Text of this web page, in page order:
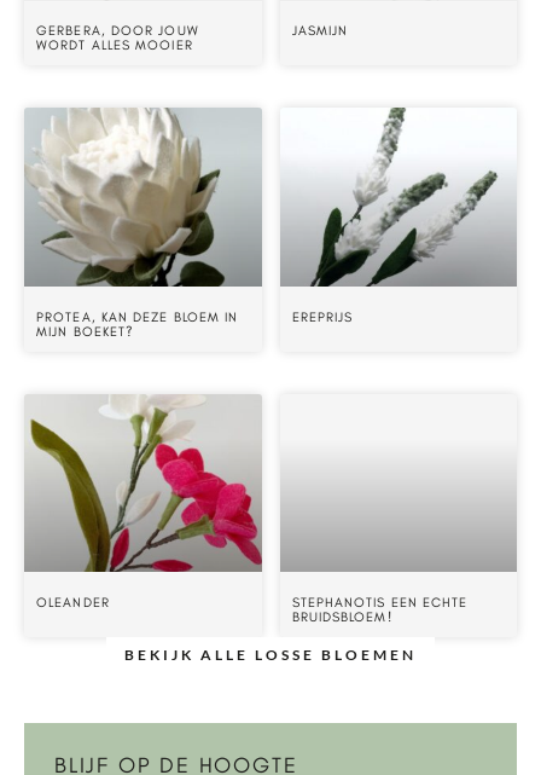
GERBERA, DOOR JOUW
WORDT ALLES MOOIER
JASMIJN
PROTEA, KAN DEZE BLOEM IN
MIJN BOEKET?
EREPRIJS
OLEANDER
STEPHANOTIS EEN ECHTE
BRUIDSBLOEM!
BEKIJK ALLE LOSSE BLOEMEN
BLIJF OP DE HOOGTE